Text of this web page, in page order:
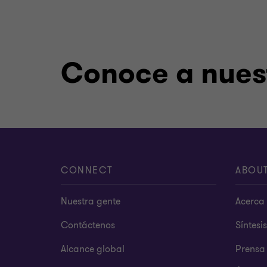
Conoce a
CONNECT
Nuestra gente
Contáctenos
Alcance global
Prensa